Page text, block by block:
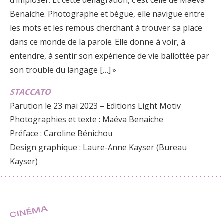
Benaiche. Photographe et bègue, elle navigue entre
les mots et les remous cherchant à trouver sa place
dans ce monde de la parole. Elle donne à voir, à
entendre, à sentir son expérience de vie ballottée par
son trouble du langage […] »
STACCATO
Parution le 23 mai 2023 – Editions Light Motiv
Photographies et texte : Maëva Benaiche
Préface : Caroline Bénichou
Design graphique : Laure-Anne Kayser (Bureau
Kayser)